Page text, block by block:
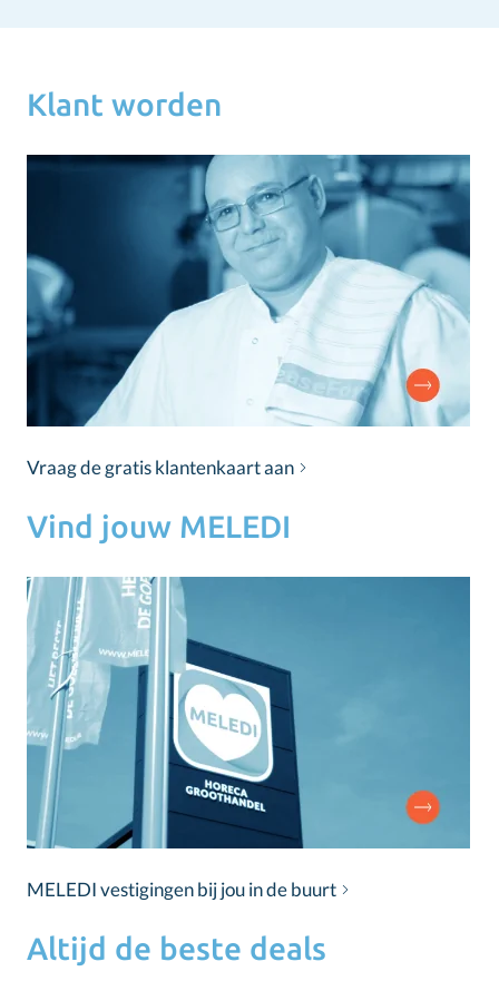
Klant worden
Vraag de gratis klantenkaart aan
Vind jouw MELEDI
MELEDI vestigingen bij jou in de buurt
Altijd de beste deals